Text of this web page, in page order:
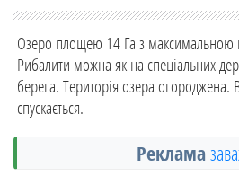
Озеро площею 14 Га з максимальною
Рибалити можна як на спеціальних
берега. Територія озера
спускається.
Реклама